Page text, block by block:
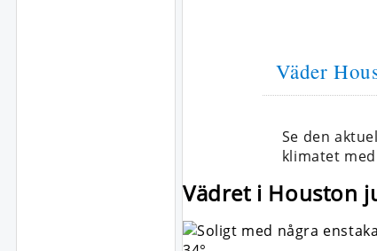
Väder
Se den
klimatet
Vädret i Houston